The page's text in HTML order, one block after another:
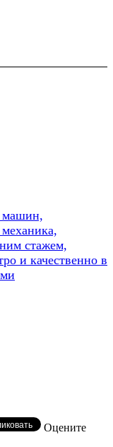
машин,
стажем,
и качественно в
Оцените